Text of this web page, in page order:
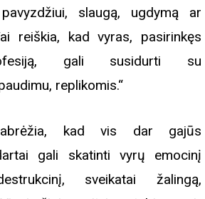
slaugą, ugdymą ar
reiškia, kad vyras, pasirinkęs
gali susidurti su
replikomis.“
kad vis dar gajūs
gali skatinti vyrų emocinį
sveikatai žalingą,